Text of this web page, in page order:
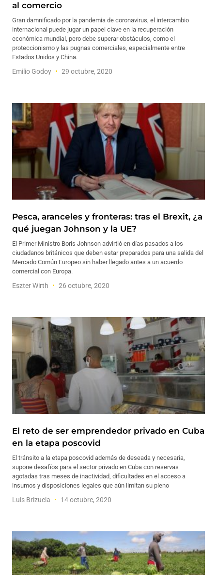
al comercio
Gran damnificado por la pandemia de coronavirus, el intercambio
internacional puede jugar un papel clave en la recuperación
económica mundial, pero debe superar obstáculos, como el
proteccionismo y las pugnas comerciales, especialmente entre
Estados Unidos y China.
Emilio Godoy 29 octubre, 2020
Pesca, aranceles y fronteras: tras el Brexit, ¿a
qué juegan Johnson y la UE?
El Primer Ministro Boris Johnson advirtió en días pasados a los
ciudadanos británicos que deben estar preparados para una salida del
Mercado Común Europeo sin haber llegado antes a un acuerdo
comercial con Europa.
Eszter Wirth 26 octubre, 2020
El reto de ser emprendedor privado en Cuba
en la etapa poscovid
El tránsito a la etapa poscovid además de deseada y necesaria,
supone desafíos para el sector privado en Cuba con reservas
agotadas tras meses de inactividad, dificultades en el acceso a
insumos y disposiciones legales que aún limitan su pleno
Luis Brizuela 14 octubre, 2020